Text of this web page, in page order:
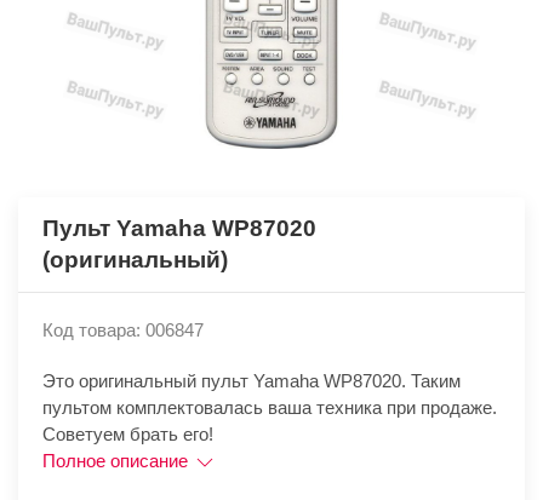
Пульт Yamaha WP87020
(оригинальный)
Код товара: 006847
Это оригинальный пульт Yamaha WP87020. Таким
пультом комплектовалась ваша техника при продаже.
Советуем брать его!
Полное описание